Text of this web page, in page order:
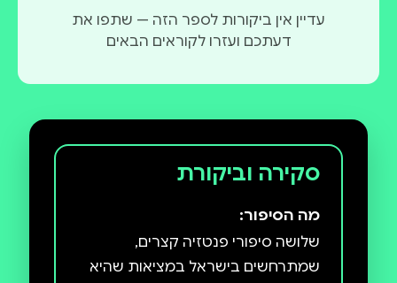
עדיין אין ביקורות לספר הזה — שתפו את
דעתכם ועזרו לקוראים הבאים
סקירה וביקורת
מה הסיפור:
שלושה סיפורי פנטזיה קצרים,
שמתרחשים בישראל במציאות שהיא